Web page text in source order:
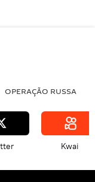
OPERAÇÃO RUSSA
Kwai